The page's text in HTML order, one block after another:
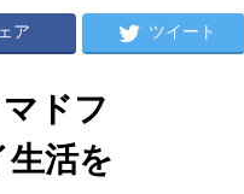
ア ツイート
ドフ
活を